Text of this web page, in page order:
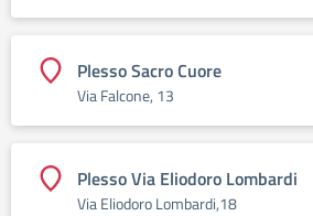
Plesso Sacro Cuore
Via Falcone, 13
Plesso Via Eliodoro Lombardi
Via Eliodoro Lombardi,18